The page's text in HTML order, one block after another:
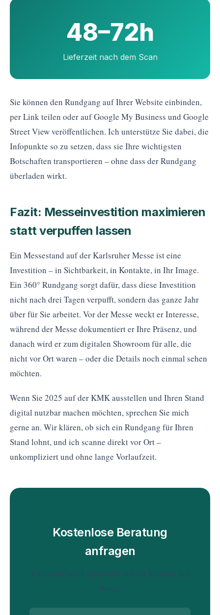
48–72h
Lieferzeit nach dem Scan
Sie können den Rundgang auf Ihrer Website einbinden,
per Link teilen oder auf Google My Business und Google
Street View veröffentlichen. Ich unterstütze Sie dabei, die
Infopunkte so zu setzen, dass sie Ihre wichtigsten
Botschaften transportieren – ohne dass der Rundgang
überladen wirkt.
Fazit: Messeinvestition maximieren
statt verpuffen lassen
Ein Messestand auf der Karlsruher Messe ist eine
Investition – in Sichtbarkeit, in Kontakte, in Ihr Image.
Ein 360° Rundgang sorgt dafür, dass diese Investition
nicht nach drei Tagen verpufft, sondern das ganze Jahr
über für Sie arbeitet. Vor der Messe weckt er Interesse,
während der Messe dokumentiert er Ihre Präsenz, und
danach wird er zum digitalen Showroom für alle, die
nicht vor Ort waren – oder die Details noch einmal sehen
möchten.
Wenn Sie 2025 auf der KMK ausstellen und Ihren Stand
digital nutzbar machen möchten, sprechen Sie mich
gerne an. Wir klären, ob sich ein Rundgang für Ihren
Stand lohnt, und ich scanne direkt vor Ort –
unkompliziert und ohne lange Vorlaufzeit.
Kostenlose Beratung
anfragen
Ich melde mich innerhalb von 24 Stunden bei
Ihnen.